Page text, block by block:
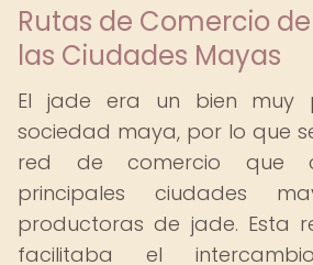
Rutas de Comercio
las Ciudades Mayas
El jade era un bien muy
sociedad maya, por lo que
red de comercio que
principales ciudades
productoras de jade. Esta
facilitaba el